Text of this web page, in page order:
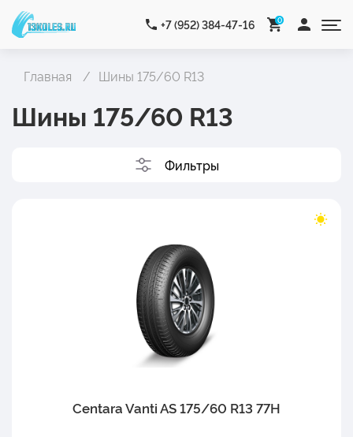
+7 (952) 384-47-16 0
Главная Шины 175/60 R13
Шины 175/60 R13
Фильтры
Centara Vanti AS 175/60 R13 77H